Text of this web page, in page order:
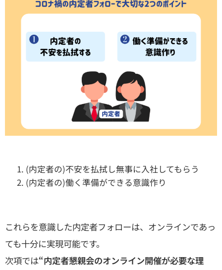
(内定者の)不安を払拭し無事に入社してもらう
(内定者の)働く準備ができる意識作り
これらを意識した内定者フォローは、オンラインであっ
ても十分に実現可能です。
次項では“内定者懇親会のオンライン開催が必要な理